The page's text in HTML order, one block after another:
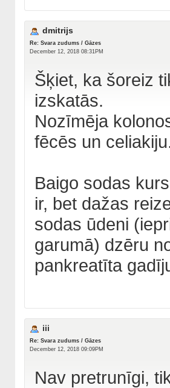
dmitrijs
Re: Svara zudums / Gāzes
December 12, 2018 08:31PM
Šķiet, ka šoreiz
izskatās.
Nozīmēja
fēcēs un
Baigo sodas
ir, bet dažas
sodas ūdeni
garumā) dzēru
pankreatīta
iii
Re: Svara zudums / Gāzes
December 12, 2018 09:09PM
Nav pretrunīgi,